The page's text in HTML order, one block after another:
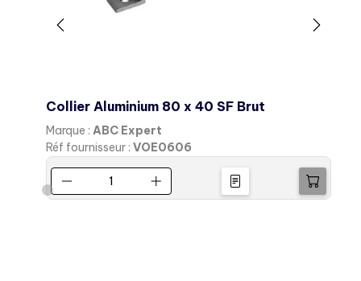
Collier Aluminium 80 x 40 SF Brut
Marque : ABC Expert
Réf fournisseur : VOE0606